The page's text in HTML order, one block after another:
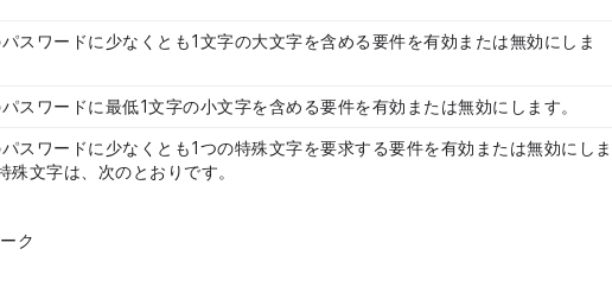
ワードに少なくとも1文字の大文字を含める要件を有効または無効にしま
ワードに最低1文字の小文字を含める要件を有効または無効にします。
ワードに少なくとも1つの特殊文字を要求する要件を有効または無効にしま
殊文字は、次のとおりです。
ク